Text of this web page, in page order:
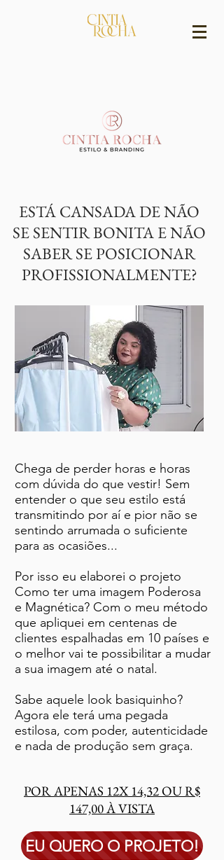
ESTÁ CANSADA DE NÃO
SE SENTIR BONITA E NÃO
SABER SE POSICIONAR
PROFISSIONALMENTE?
Chega de perder horas e horas
com dúvida do que vestir! Sem
entender o que seu estilo está
transmitindo por aí e pior não se
sentindo arrumada o suficiente
para as ocasiões...
Por isso eu elaborei o projeto
Como ter uma imagem Poderosa
e Magnética? Com o meu método
que apliquei em centenas de
clientes espalhadas em 10 países e
o melhor vai te possibilitar a mudar
a sua imagem até o natal.
Sabe aquele look basiquinho?
Agora ele terá uma pegada
estilosa, com poder, autenticidade
e nada de produção sem graça.
POR APENAS 12X 14,32 OU R$
147,00 À VISTA
EU QUERO O PROJETO!